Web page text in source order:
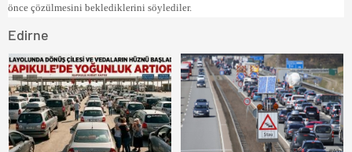
önce çözülmesini beklediklerini söylediler.
Edirne